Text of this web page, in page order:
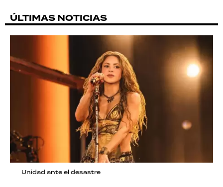
ÚLTIMAS NOTICIAS
Unidad ante el desastre